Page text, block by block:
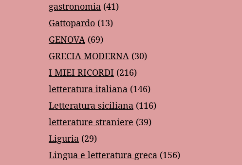
gastronomia (41)
Gattopardo (13)
GENOVA (69)
GRECIA MODERNA (30)
I MIEI RICORDI (216)
letteratura italiana (146)
Letteratura siciliana (116)
letterature straniere (39)
Liguria (29)
Lingua e letteratura greca (156)